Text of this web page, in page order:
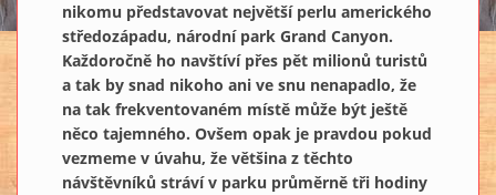
nikomu představovat největší perlu amerického
středozápadu, národní park Grand Canyon.
Každoročně ho navštíví přes pět milionů turistů
a tak by snad nikoho ani ve snu nenapadlo, že
na tak frekventovaném místě může být ještě
něco tajemného. Ovšem opak je pravdou pokud
vezmeme v úvahu, že většina z těchto
návštěvníků stráví v parku průměrně tři hodiny